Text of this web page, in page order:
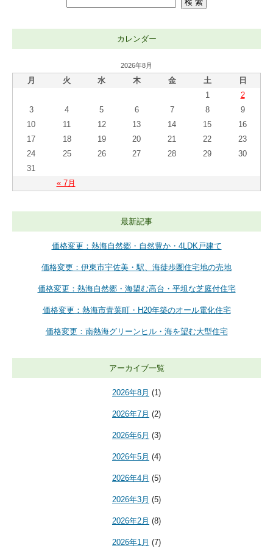
カレンダー
2026年8月
月 火 水 木 金 土 日
« 7月
1
2
3
4 5 6 7 8
9
10
11 12 13 14 15
16
17
18 19 20 21 22
23
24
25 26 27 28 29
30
31
最新記事
価格変更：熱海自然郷・自然豊か・4LDK戸建て
価格変更：伊東市宇佐美・駅、海徒歩圏住宅地の売地
価格変更：熱海自然郷・海望む高台・平坦な芝庭付住宅
価格変更：熱海市青葉町・H20年築のオール電化住宅
価格変更：南熱海グリーンヒル・海を望む大型住宅
アーカイブ一覧
2026年8月 (1)
2026年7月 (2)
2026年6月 (3)
2026年5月 (4)
2026年4月 (5)
2026年3月 (5)
2026年2月 (8)
2026年1月 (7)